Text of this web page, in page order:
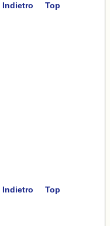
Indietro
Top
Indietro
Top